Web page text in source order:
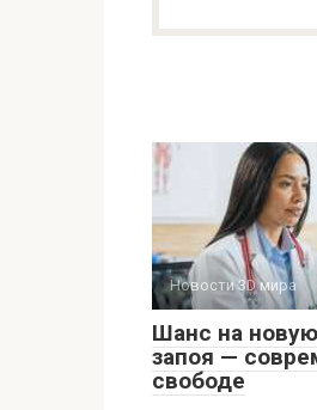
Новости 3D мира
Шанс на
запоя —
свободе